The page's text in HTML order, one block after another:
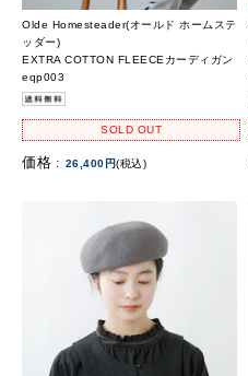
Olde Homesteader(オールド ホームステ
ッダー)
EXTRA COTTON FLEECEカーディガン
eqp003
SOLD OUT
価格 : 26,400円(税込)